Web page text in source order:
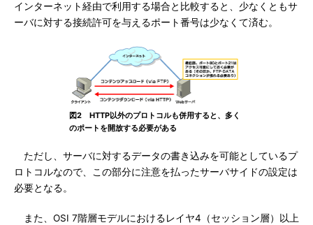
インターネット経由で利用する場合と比較すると、少なくともサ
ーバに対する接続許可を与えるポート番号は少なくて済む。
図2 HTTP以外のプロトコルも併用すると、多く
のポートを開放する必要がある
ただし、サーバに対するデータの書き込みを可能としているプ
ロトコルなので、この部分に注意を払ったサーバサイドの設定は
必要となる。
また、OSI 7階層モデルにおけるレイヤ4（セッション層）以上